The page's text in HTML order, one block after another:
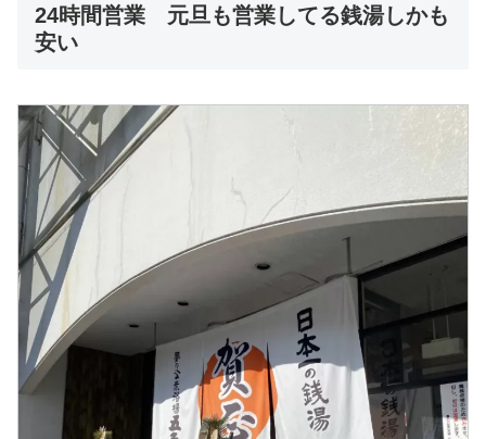
24時間営業 元旦も営業してる銭湯しかも
安い